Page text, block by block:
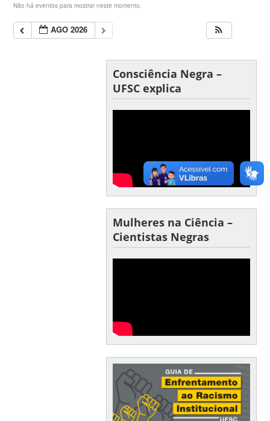
Não há eventos para mostrar neste momento.
AGO 2026
Consciência Negra –
UFSC explica
Mulheres na Ciência –
Cientistas Negras